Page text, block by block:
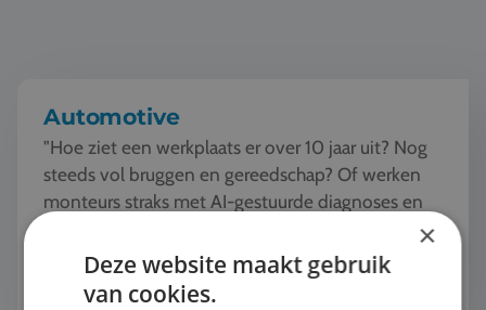
Automotive
"Hoe ziet een werkplaats er over 10 jaar uit? Nog
steeds vol bruggen en gereedschap? Of werken
monteurs straks met AI-gestuurde diagnoses en
razendsnel. Tijde...
Bekijk het thema
×
Deze website maakt gebruik
van cookies.